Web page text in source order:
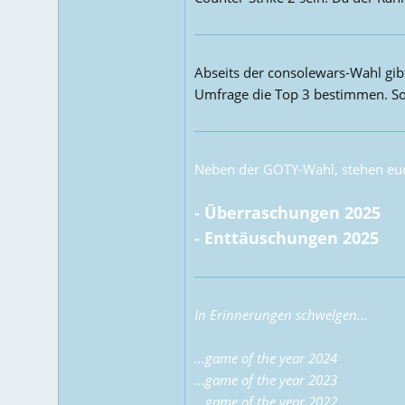
Abseits der consolewars-Wahl
Umfrage die Top 3 bestimmen.
Neben der GOTY-Wahl, stehen
- Überraschungen 2025
- Enttäuschungen 2025
In Erinnerungen schwelgen...
...game of the year 2024
...game of the year 2023
...game of the year 2022